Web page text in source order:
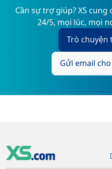
Cần sự trợ giúp? XS
24/5, mọi lúc, mọi
Trò chuyện
Gửi email